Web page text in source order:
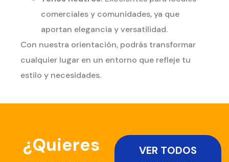
comerciales y comunidades, ya que
aportan elegancia y versatilidad.
Con nuestra orientación, podrás transformar
cualquier lugar en un entorno que refleje tu
estilo y necesidades.
¿Quieres
VER TODOS